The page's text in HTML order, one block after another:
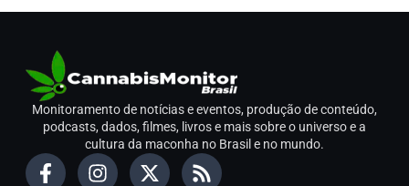
Monitoramento de notícias e eventos, produção de conteúdo,
podcasts, dados, filmes, livros e mais sobre o universo e a
cultura da maconha no Brasil e no mundo.